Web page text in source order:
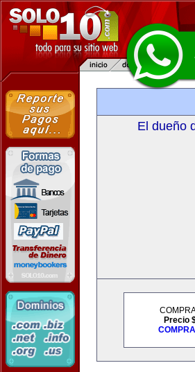
El dueño
Precio